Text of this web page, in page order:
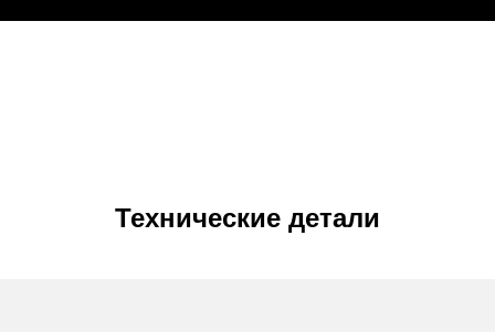
Технические детали